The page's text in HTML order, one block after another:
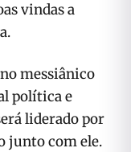
vindas a
messiânico
política e
liderado por
junto com ele.